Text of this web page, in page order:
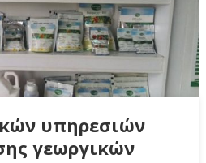
υπηρεσιών
γεωργικών